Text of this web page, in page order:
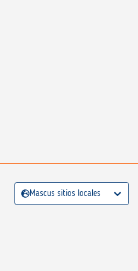
Mascus sitios locales